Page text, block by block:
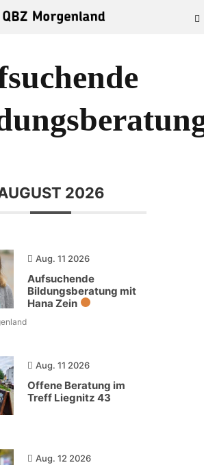
2026
Aug. 11 2026
Aufsuchende
Bildungsberatung mit
Hana Zein
Aug. 11 2026
Offene Beratung im
Treff Liegnitz 43
Aug. 12 2026